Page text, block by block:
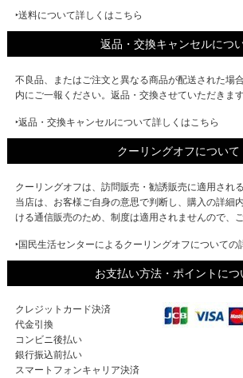
‣送料について詳しくはこちら
返品・交換キャンセルにつ
不良品、またはご注文と異なる商品が配送された場
内にご一報ください。返品・交換させていただきます
‣返品・交換キャンセルについて詳しくはこちら
クーリングオフについて
クーリングオフは、訪問販売・勧誘販売に適用される
当店は、お客様ご自身の意思で判断し、購入の詳細
ける通信販売のため、制度は適用されませんので、
‣国民生活センターによるクーリングオフについての
お支払い方法・ポイントにつ
クレジットカード決済
代金引換
コンビニ後払い
銀行振込前払い
スマートフォンキャリア決済